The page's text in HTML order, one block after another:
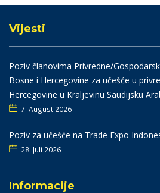
Vijesti
Poziv članovima Privredne/
Bosne i Hercegovine za učešće u
Hercegovine u Kraljevinu Saudijsku
7. August 2026
Poziv za učešće na Trade Expo
28. Juli 2026
Informacije